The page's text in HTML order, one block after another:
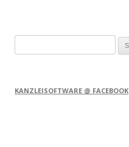
nach:
KANZLEISOFTWARE @ FACEBOOK